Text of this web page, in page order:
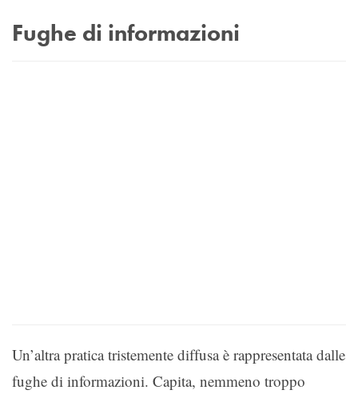
Fughe di informazioni
Un’altra pratica tristemente diffusa è rappresentata dalle
fughe di informazioni. Capita, nemmeno troppo